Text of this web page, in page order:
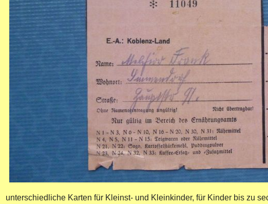
unterschiedliche Karten für Kleinst- und Kleinkinder, für Kinder bis zu